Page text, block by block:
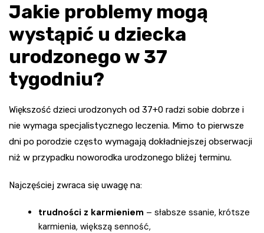
Jakie problemy mogą
wystąpić u dziecka
urodzonego w 37
tygodniu?
Większość dzieci urodzonych od 37+0 radzi sobie dobrze i
nie wymaga specjalistycznego leczenia. Mimo to pierwsze
dni po porodzie często wymagają dokładniejszej obserwacji
niż w przypadku noworodka urodzonego bliżej terminu.
Najczęściej zwraca się uwagę na:
trudności z karmieniem – słabsze ssanie, krótsze
karmienia, większą senność,